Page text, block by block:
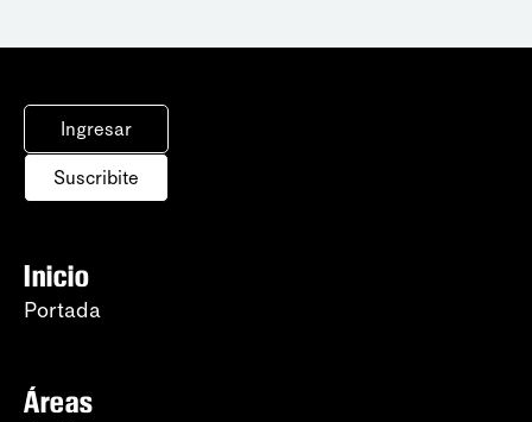
Ingresar
Suscribite
Inicio
Portada
Áreas